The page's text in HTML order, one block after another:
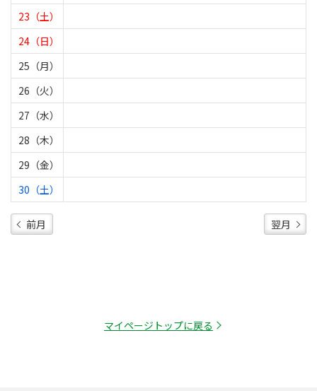
23（土）
24（日）
25（月）
26（火）
27（水）
28（木）
29（金）
30（土）
前月 翌月
マイページトップに戻る